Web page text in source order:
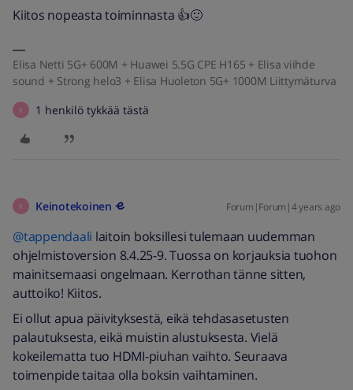
Kiitos nopeasta toiminnasta 👍🙂
Elisa Netti 5G+ 600M + Huawei 5.5G CPE H165 + Elisa viihde
sound + Strong helo3 + Elisa Huoleton 5G+ 1000M Liittymäturva
K 1 henkilö tykkää tästä
K Keinotekoinen Forum|Forum|4 years ago
@tappendaali laitoin boksillesi tulemaan uudemman
ohjelmistoversion 8.4.25-9. Tuossa on korjauksia tuohon
mainitsemaasi ongelmaan. Kerrothan tänne sitten,
auttoiko! Kiitos.
Ei ollut apua päivityksestä, eikä tehdasasetusten
palautuksesta, eikä muistin alustuksesta. Vielä
kokeilematta tuo HDMI-piuhan vaihto. Seuraava
toimenpide taitaa olla boksin vaihtaminen.